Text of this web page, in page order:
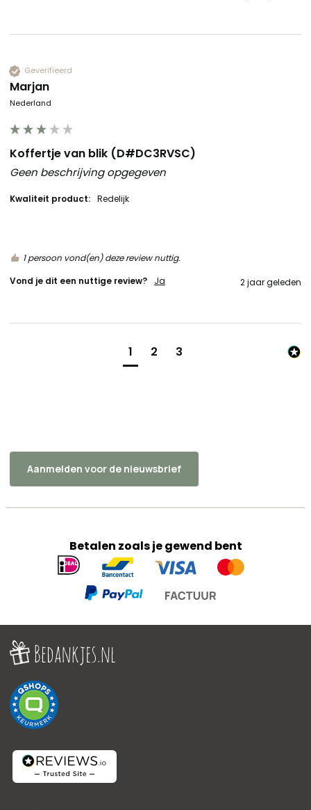
Geverifieerd
Marjan
Nederland
Koffertje van blik (D#DC3RVSC)
Geen beschrijving opgegeven
Kwaliteit product: Redelijk
1 persoon vond(en) deze review nuttig.
Vond je dit een nuttige review?
Ja 2 jaar geleden
1 2 3
Betalen zoals je gewend bent
Geaccepteerde
betaalmethoden
Aanmelden voor de nieuwsbrief